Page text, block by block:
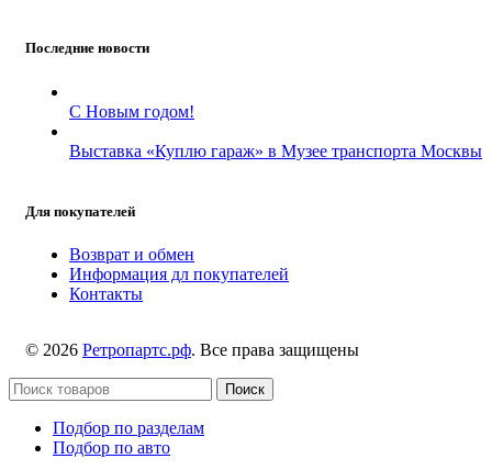
Последние новости
С Новым годом!
Выставка «Куплю гараж» в Музее транспорта Москвы
Для покупателей
Возврат и обмен
Информация дл покупателей
Контакты
© 2026 Ретропартс.рф. Все права защищены
Поиск
Подбор по разделам
Подбор по авто